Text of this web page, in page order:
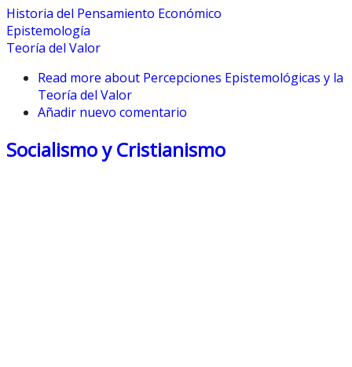
Historia del Pensamiento Económico
Epistemología
Teoría del Valor
Read more about Percepciones Epistemológicas y la
Teoría del Valor
Añadir nuevo comentario
Socialismo y Cristianismo